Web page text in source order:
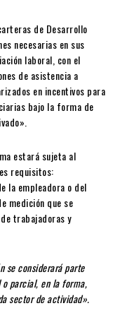
de Desarrollo
necesarias en sus
laboral, con el
de asistencia a
en incentivos para
bajo la forma de
estará sujeta al
requisitos:
la empleadora o del
medición que se
trabajadoras y
se considerará parte
parcial, en la forma,
sector de actividad».